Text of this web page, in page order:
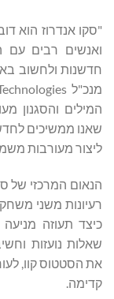
"סקו אנדרוז הוא
ואנשים רבים עם
שאנו ממשיכים
ליצור מעורבות
הנאום המרכזי של
רעיונות משני
כיצד תעוזה
שאלות נועזות
את הסטטוס קוו,
קדימה.